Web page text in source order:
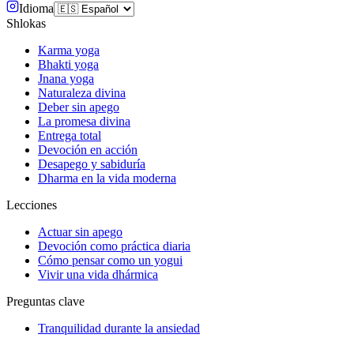
Idioma
Shlokas
Karma yoga
Bhakti yoga
Jnana yoga
Naturaleza divina
Deber sin apego
La promesa divina
Entrega total
Devoción en acción
Desapego y sabiduría
Dharma en la vida moderna
Lecciones
Actuar sin apego
Devoción como práctica diaria
Cómo pensar como un yogui
Vivir una vida dhármica
Preguntas clave
Tranquilidad durante la ansiedad